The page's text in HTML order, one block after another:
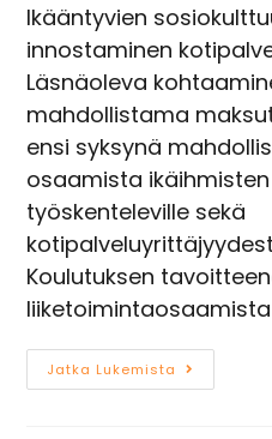
Ikääntyvien
innostaminen
Läsnäoleva
mahdollistama
ensi syksynä
osaamista
työskenteleville sekä
Koulutuksen
Jatka Lukemista